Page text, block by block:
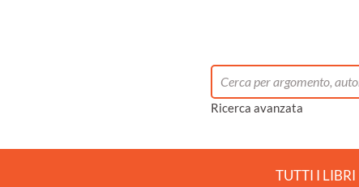
Ricerca avanzata
TUTTI I LIBRI